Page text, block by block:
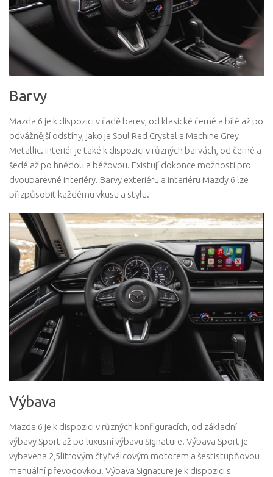
Barvy
Mazda 6 je k dispozici v řadě barev, od klasické černé a bílé až po
odvážnější odstíny, jako je Soul Red Crystal a Machine Grey
Metallic. Interiér je také k dispozici v různých barvách, od černé a
šedé až po hnědou a béžovou. Existují dokonce možnosti pro
dvoubarevné interiéry. Barvy exteriéru a interiéru Mazdy 6 lze
přizpůsobit každému vkusu a stylu.
Výbava
Mazda 6 je k dispozici v různých konfiguracích, od základní
výbavy Sport až po luxusní výbavu Signature. Výbava Sport je
vybavena 2,5litrovým čtyřválcovým motorem a šestistupňovou
manuální převodovkou. Výbava Signature je k dispozici s